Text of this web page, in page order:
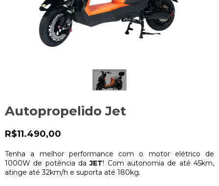
Autopropelido Jet
R$11.490,00
Tenha a melhor performance com o motor elétrico de
1000W de potência daJET! Com autonomia de até 45km,
atinge até 32km/h e suporta até 180kg.